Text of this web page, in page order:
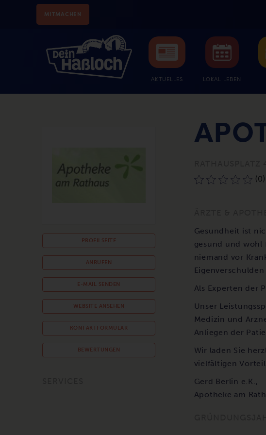
MITMACHEN
AKTUELLES LOKAL LEBEN
PROFILSEITE
ANRUFEN
E-MAIL SENDEN
WEBSITE ANSEHEN
KONTAKTFORMULAR
BEWERTUNGEN
(0)
Gesundheit ist
gesund und
niemand vor
Als Experten der
Unser
Medizin und
Anliegen der
Wir laden Sie
vielfältigen
Gerd Berlin e.K.,
Apotheke am